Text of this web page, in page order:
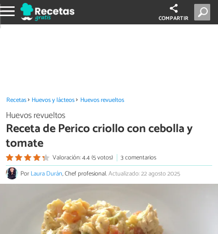
COMPARTIR
Recetas Huevos y lácteos Huevos revueltos
Huevos revueltos
Receta de Perico criollo con cebolla y
tomate
Valoración: 4.4 (5 votos)
3 comentarios
PorLaura Durán, Chef profesional.Actualizado: 22 agosto 2025